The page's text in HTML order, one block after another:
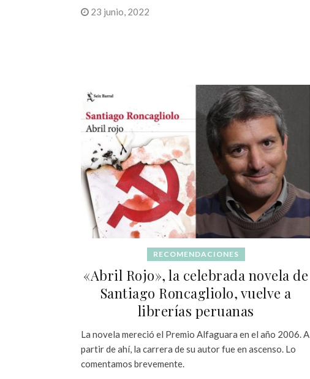
23 junio, 2022
RECOMENDACIONES
«Abril Rojo», la celebrada novela de
Santiago Roncagliolo, vuelve a
librerías peruanas
La novela mereció el Premio Alfaguara en el año 2006. A
partir de ahí, la carrera de su autor fue en ascenso. Lo
comentamos brevemente.